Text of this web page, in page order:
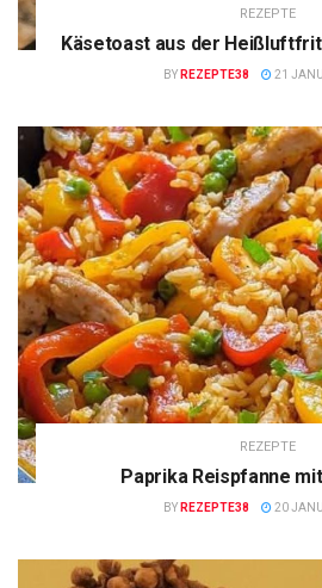
REZEPTE
Käsetoast aus der
BY REZEPTE38 21
REZEPTE
Paprika Reispfanne
BY REZEPTE38 20